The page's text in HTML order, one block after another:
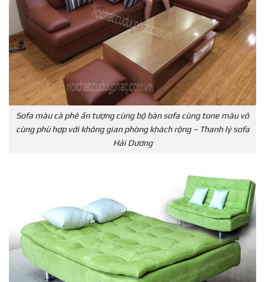
Sofa màu cà phê ấn tượng cùng bộ bàn sofa cùng tone màu vô
cùng phù hợp với không gian phòng khách rộng – Thanh lý sofa
Hải Dương